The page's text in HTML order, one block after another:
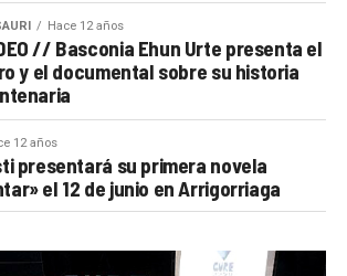
Hace 12 años
// Basconia Ehun Urte presenta el
y el documental sobre su historia
12 años
presentará su primera novela
el 12 de junio en Arrigorriaga